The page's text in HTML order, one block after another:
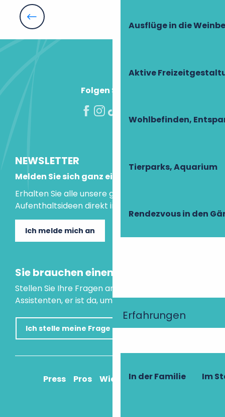
Ausflüge in die
Aktive
Wohlbefinden,
Tierparks, Aquarium
Rendezvous in den
Erfahrungen
In der Familie Im
Château de Civray de Touraine
La Bélandre - Croisière promenade
Les Jardins du Cabri
Musée de la Poterne
Alexander Calder
Folgen Sie uns!
NEWSLETTER
Melden Sie sich ganz einfach an!
Erhalten Sie alle unsere guten Tipps und
Aufenthaltsideen direkt in Ihre Mailbox.
Ich melde mich an
Sie brauchen einen Rat?
Stellen Sie Ihre Fragen an unseren virtuellen
Assistenten, er ist da, um Ihnen zu helfen.
Ich stelle meine Frage
Press Pros Wie komme ich an?